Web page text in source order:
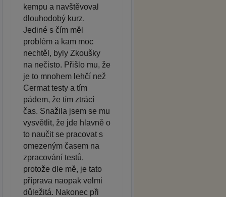
kempu a navštěvoval
dlouhodobý kurz.
Jediné s čím měl
problém a kam moc
nechtěl, byly Zkoušky
na nečisto. Přišlo mu, že
je to mnohem lehčí než
Cermat testy a tím
pádem, že tím ztrácí
čas. Snažila jsem se mu
vysvětlit, že jde hlavně o
to naučit se pracovat s
omezeným časem na
zpracování testů,
protože dle mě, je tato
příprava naopak velmi
důležitá. Nakonec při